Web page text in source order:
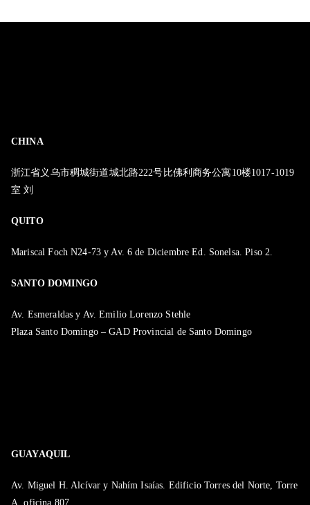
CHINA
浙江省义乌市稠城街道城北路222号比佛利商务公寓10楼1017-1019
室 刘
QUITO
Mariscal Foch N24-73 y Av. 6 de Diciembre Ed. Sonelsa. Piso 2.
SANTO DOMINGO
Av. Esmeraldas y Av. Emilio Lorenzo Stehle
Plaza Santo Domingo – GAD Provincial de Santo Domingo
GUAYAQUIL
Av. Miguel H. Alcívar y Nahím Isaías. Edificio Torres del Norte, Torre
A, oficina 807